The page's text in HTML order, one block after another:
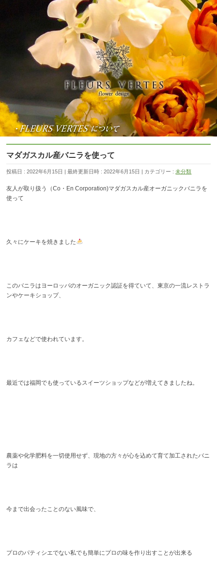
マダガスカル産バニラを使って
投稿日 : 2022年6月15日 最終更新日時 : 2022年6月15日 カテゴリー :未分類
友人が取り扱う（Co・En Corporation)マダガスカル産オーガニックバニラを
使って
久々にケーキを焼きました
このバニラはヨーロッパのオーガニック認証を得ていて、東京の一流レストラ
ンやケーキショップ、
カフェなどで使われています。
最近では福岡でも使っているスイーツショップなどが増えてきましたね。
農薬や化学肥料を一切使用せず、現地の方々が心を込めて育て加工されたバニ
ラは
今まで出会ったことのない風味で、
プロのパティシエでない私でも簡単にプロの味を作り出すことが出来る